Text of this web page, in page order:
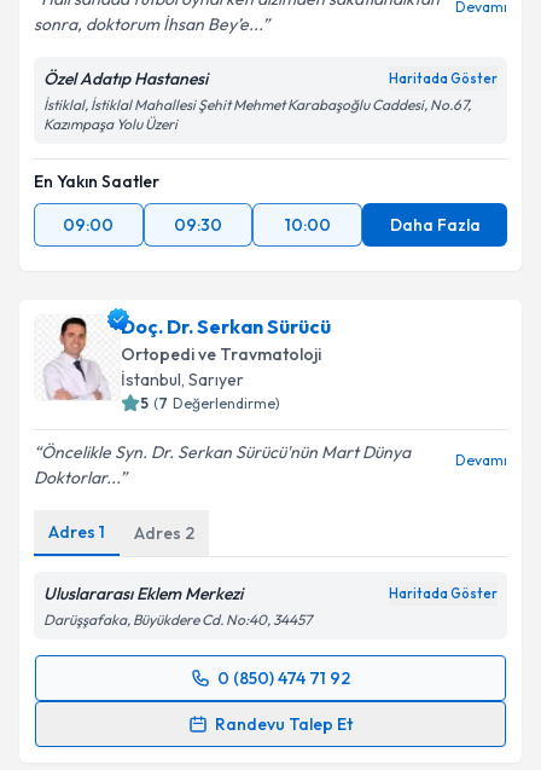
sonra, doktorum İhsan Bey’e...
Devamı
Özel Adatıp Hastanesi Haritada Göster
İstiklal, İstiklal Mahallesi Şehit Mehmet Karabaşoğlu Caddesi, No.67,
Kazımpaşa Yolu Üzeri
En Yakın Saatler
09:00
09:30 10:00 Daha Fazla
Doç. Dr. Serkan Sürücü
Ortopedi ve Travmatoloji
İstanbul, Sarıyer
5 (7 Değerlendirme)
Öncelikle Syn. Dr. Serkan Sürücü'nün Mart Dünya
Doktorlar...
Devamı
Adres 1 Adres 2
Uluslararası Eklem Merkezi Haritada Göster
Darüşşafaka, Büyükdere Cd. No:40, 34457
0 (850) 474 71 92
Randevu Talep Et
Randevu Takvimi Talebi